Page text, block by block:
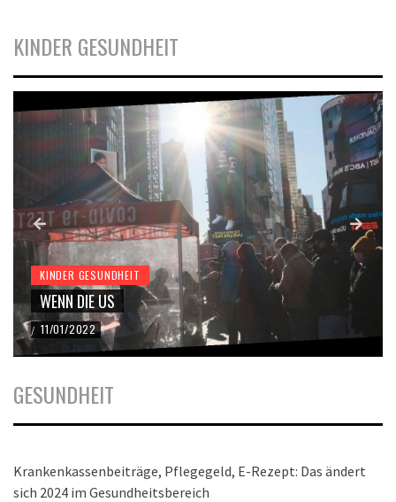
KINDER GESUNDHEIT
KINDER GESUNDHEIT
WENN DIE US
/ 11/01/2022
GESUNDHEIT
Krankenkassenbeiträge, Pflegegeld, E-Rezept: Das ändert
sich 2024 im Gesundheitsbereich